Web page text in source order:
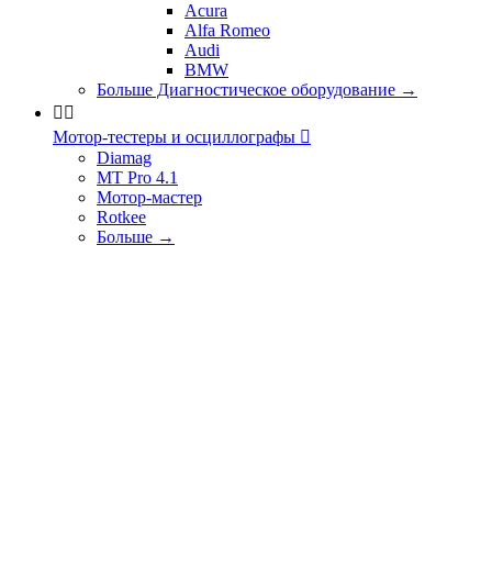
Acura
Alfa Romeo
Audi
BMW
Больше Диагностическое оборудование →
 
Мотор-тестеры и осциллографы 
Diamag
MT Pro 4.1
Мотор-мастер
Rotkee
Больше →